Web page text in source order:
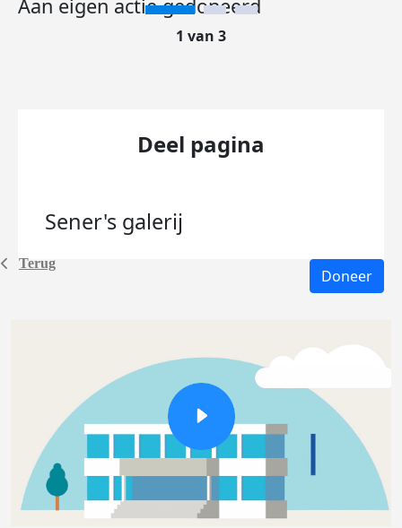
Terug
Aan eigen actie gedoneerd
1 van 3
Deel pagina
Sener's galerij
Doneer